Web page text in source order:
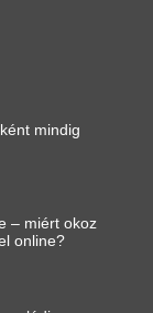
mindig
– miért okoz
online?